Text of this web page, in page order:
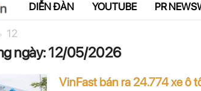
c
DIỄN ĐÀN YOUTUBE PR
12
ngày: 12/05/2026
VinFast bán ra 24.774 xe ô